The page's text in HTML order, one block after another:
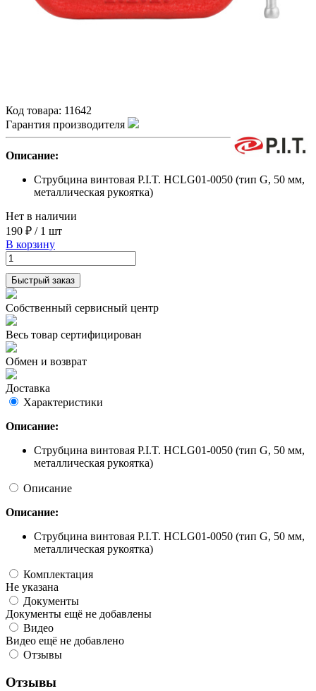
Код товара: 11642
Гарантия производителя
Описание:
Струбцина винтовая P.I.T. HCLG01-0050 (тип G, 50 мм,
металлическая рукоятка)
Нет в наличии
190 ₽ / 1 шт
В корзину
Быстрый заказ
Собственный сервисный центр
Весь товар сертифицирован
Обмен и возврат
Доставка
Характеристики
Описание:
Струбцина винтовая P.I.T. HCLG01-0050 (тип G, 50 мм,
металлическая рукоятка)
Описание
Описание:
Струбцина винтовая P.I.T. HCLG01-0050 (тип G, 50 мм,
металлическая рукоятка)
Комплектация
Не указана
Документы
Документы ещё не добавлены
Видео
Видео ещё не добавлено
Отзывы
Отзывы